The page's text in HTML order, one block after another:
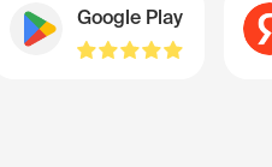
Google Play